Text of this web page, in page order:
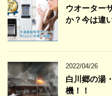
ウオーター
か？今は違
2022/04/26
白川郷の湯
機！！